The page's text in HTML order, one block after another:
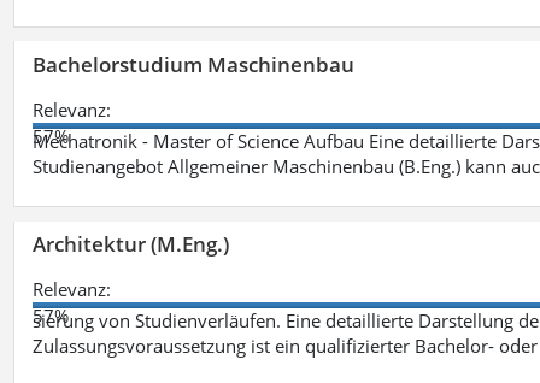
Bachelorstudium Maschinenbau
Relevanz:
57%
Mechatronik - Master of Science Aufbau Eine detaillierte
Studienangebot Allgemeiner Maschinenbau (B.Eng.) kann
Architektur (M.Eng.)
Relevanz:
57%
sierung von Studienverläufen. Eine detaillierte Darstellung
Zulassungsvoraussetzung ist ein qualifizierter Bachelor-